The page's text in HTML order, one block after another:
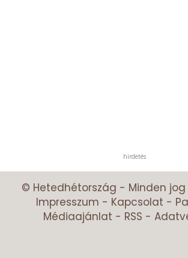
hirdetés
© Hetedhétország - Minden
Impresszum - Kapcsolat -
Médiaajánlat - RSS -